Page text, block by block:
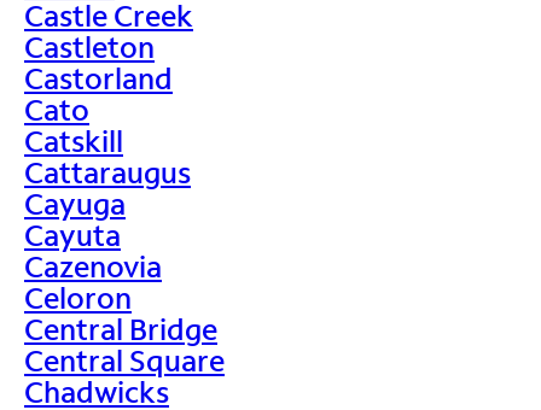
Castle Creek
Castleton
Castorland
Cato
Catskill
Cattaraugus
Cayuga
Cayuta
Cazenovia
Celoron
Central Bridge
Central Square
Chadwicks